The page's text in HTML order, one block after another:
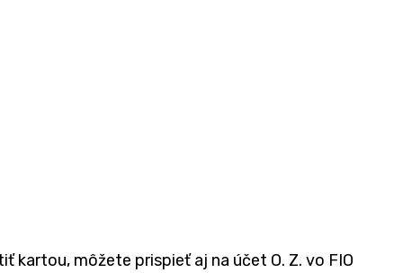
kartou, môžete prispieť aj na účet O. Z. vo FIO